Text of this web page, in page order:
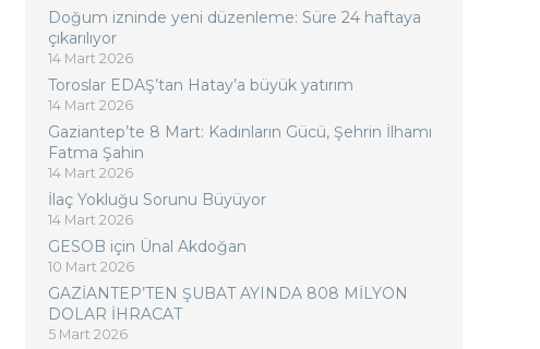
Doğum izninde yeni düzenleme: Süre 24 haftaya
çıkarılıyor
14 Mart 2026
Toroslar EDAŞ’tan Hatay’a büyük yatırım
14 Mart 2026
Gaziantep’te 8 Mart: Kadınların Gücü, Şehrin İlhamı
Fatma Şahin
14 Mart 2026
İlaç Yokluğu Sorunu Büyüyor
14 Mart 2026
GESOB için Ünal Akdoğan
10 Mart 2026
GAZİANTEP’TEN ŞUBAT AYINDA 808 MİLYON
DOLAR İHRACAT
5 Mart 2026